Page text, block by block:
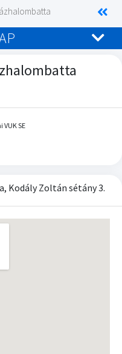
SE
Kodály Zoltán sétány 3.